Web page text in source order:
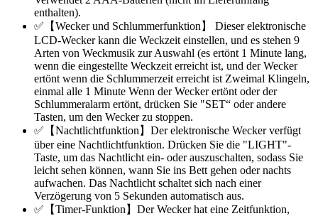
enthalten).
✅【Wecker und Schlummerfunktion】 Dieser elektronische
LCD-Wecker kann die Weckzeit einstellen, und es stehen 9
Arten von Weckmusik zur Auswahl (es ertönt 1 Minute lang,
wenn die eingestellte Weckzeit erreicht ist, und der Wecker
ertönt wenn die Schlummerzeit erreicht ist Zweimal Klingeln,
einmal alle 1 Minute Wenn der Wecker ertönt oder der
Schlummeralarm ertönt, drücken Sie "SET“ oder andere
Tasten, um den Wecker zu stoppen.
✅【Nachtlichtfunktion】Der elektronische Wecker verfügt
über eine Nachtlichtfunktion. Drücken Sie die "LIGHT"-
Taste, um das Nachtlicht ein- oder auszuschalten, sodass Sie
leicht sehen können, wann Sie ins Bett gehen oder nachts
aufwachen. Das Nachtlicht schaltet sich nach einer
Verzögerung von 5 Sekunden automatisch aus.
✅【Timer-Funktion】Der Wecker hat eine Zeitfunktion,